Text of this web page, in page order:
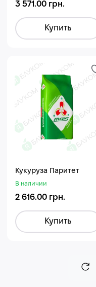
3 571.00 грн.
Купить
Кукуруза Паритет
В наличии
2 616.00 грн.
Купить